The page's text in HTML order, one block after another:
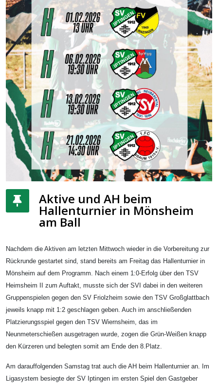
Aktive und AH beim
Hallenturnier in Mönsheim
am Ball
Nachdem die Aktiven am letzten Mittwoch wieder in die Vorbereitung zur
Rückrunde gestartet sind, stand bereits am Freitag das Hallenturnier in
Mönsheim auf dem Programm. Nach einem 1:0-Erfolg über den TSV
Heimsheim II zum Auftakt, musste sich der SVI dabei in den weiteren
Gruppenspielen gegen den SV Friolzheim sowie den TSV Großglattbach
jeweils knapp mit 1:2 geschlagen geben. Auch im anschließenden
Platzierungsspiel gegen den TSV Wiernsheim, das im
Neunmeterschießen ausgetragen wurde, zogen die Grün-Weißen knapp
den Kürzeren und belegten somit am Ende den 8.Platz.
Am darauffolgenden Samstag trat auch die AH beim Hallenturnier an. Im
Ligasystem besiegte der SV Iptingen im ersten Spiel den Gastgeber